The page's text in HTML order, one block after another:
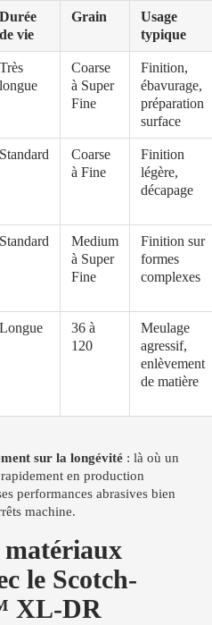
Durée
de vie
Grain
Usage
typique
Très
longue
Coarse
à Super
Fine
Finition,
ébavurage,
préparation
surface
Standard
Coarse
à Fine
Finition
légère,
décapage
Standard
Medium
à Super
Fine
Finition sur
formes
complexes
Longue
36 à
120
Meulage
agressif,
enlèvement
de matière
sur la longévité : là où un
en production
performances abrasives bien
machine.
le Scotch-
XL-DR